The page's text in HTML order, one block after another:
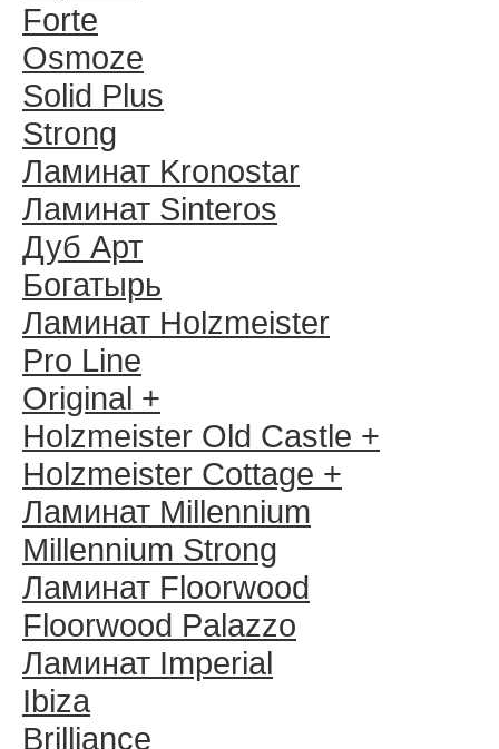
Forte
Osmoze
Solid Plus
Strong
Ламинат Kronostar
Ламинат Sinteros
Дуб Арт
Богатырь
Ламинат Holzmeister
Pro Line
Original +
Holzmeister Old Castle +
Holzmeister Cottage +
Ламинат Millennium
Millennium Strong
Ламинат Floorwood
Floorwood Palazzo
Ламинат Imperial
Ibiza
Brilliance